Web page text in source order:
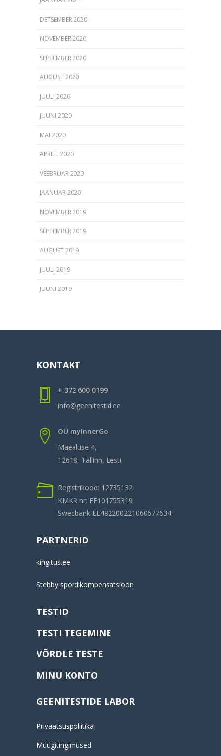
DETSEMBER 2020
NOVEMBER 2020
SEPTEMBER 2020
AUGUST 2020
JUULI 2020
JUUNI 2020
MAI 2020
APRILL 2020
VEEBRUAR 2020
JAANUAR 2020
NOVEMBER 2019
SEPTEMBER 2019
AUGUST 2019
JUULI 2019
JUUNI 2019
KONTAKT
+ 372 600 0199
info@geenitestid.ee
OÜ myInnerGo
Mäealuse 4,
12618, Tallinn, Eesti
Registrikood: 12735132
KMKR nr: EE101755319
Swedbank EE482200221060677634
PARTNERID
kingitus.ee
Stebby spordikompensatsioon
TESTID
TESTI TEGEMINE
VÕRDLE TESTE
MINU KONTO
GEENITESTIDE LABOR
Privaatsuspoliitika
Müügitingimused